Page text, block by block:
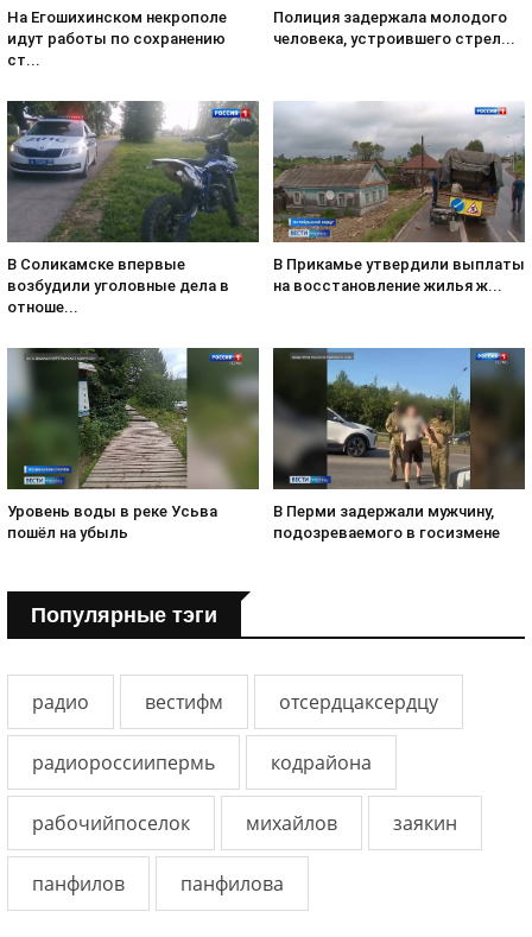
На Егошихинском некрополе
идут работы по сохранению
ст...
Полиция задержала молодого
человека, устроившего стрел...
В Соликамске впервые
возбудили уголовные дела в
отноше...
В Прикамье утвердили выплаты
на восстановление жилья ж...
Уровень воды в реке Усьва
пошёл на убыль
В Перми задержали мужчину,
подозреваемого в госизмене
Популярные тэги
радио вестифм отсердцаксердцу
радиороссиипермь кодрайона
рабочийпоселок михайлов заякин
панфилов панфилова